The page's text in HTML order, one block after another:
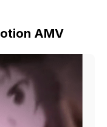
AMV